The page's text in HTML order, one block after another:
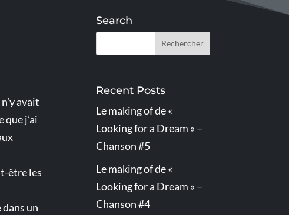
avait
j’ai
être les
un
Search
Recent Posts
Le making of de «
Looking for a Dream » –
Chanson #5
Le making of de «
Looking for a Dream » –
Chanson #4